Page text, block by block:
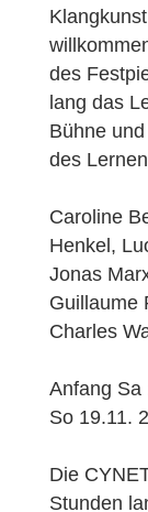
des
lang das
Bühne
des
Caroline
Henkel,
Jonas
Guillaume
Charles
Anfang Sa
So 19.11.
Die
Stunden